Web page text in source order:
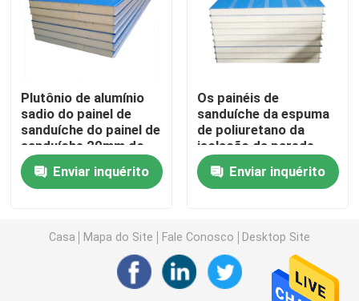
Placa de lãs de rocha
Membrana Impermeabilizante
Painel isolante de borracha da espuma
Tubulação de borracha da isolação da espuma
Tubo de lãs de rocha
Plutônio de alumínio
sadio do painel de
sanduíche do painel de
sanduíche 20mm do
poliuretano da
absorçãoEnviar inquérito
Os painéis de
sanduíche da espuma
de poliuretano da
isolação da parede
exterior tornam
950mm 1150mm
Enviar inquérito
Casa Mapa do Site Fale Conosco Desktop Site